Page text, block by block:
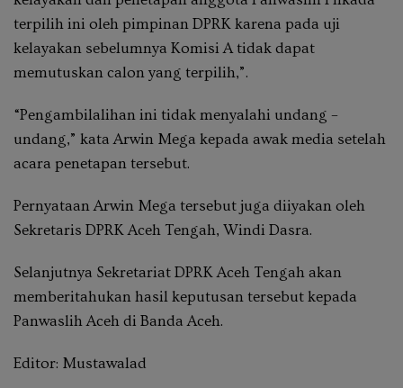
terpilih ini oleh pimpinan DPRK karena pada uji
kelayakan sebelumnya Komisi A tidak dapat
memutuskan calon yang terpilih,”.
“Pengambilalihan ini tidak menyalahi undang –
undang,” kata Arwin Mega kepada awak media setelah
acara penetapan tersebut.
Pernyataan Arwin Mega tersebut juga diiyakan oleh
Sekretaris DPRK Aceh Tengah, Windi Dasra.
Selanjutnya Sekretariat DPRK Aceh Tengah akan
memberitahukan hasil keputusan tersebut kepada
Panwaslih Aceh di Banda Aceh.
Editor: Mustawalad